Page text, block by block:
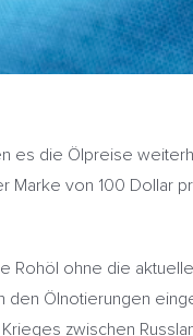
es die Ölpreise
von 100 Dollar
Rohöl ohne die
den Ölnotierungen
zwischen